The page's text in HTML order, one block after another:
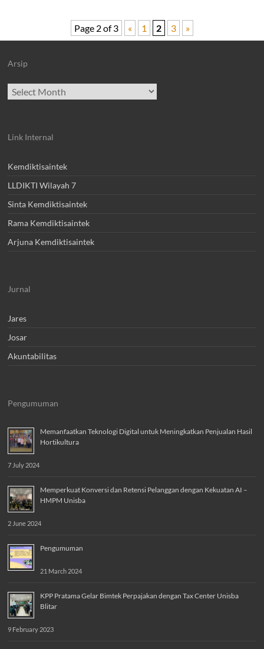
Page 2 of 3 « 1 2 3 »
Arsip
Archives
Link Internal
Kemdiktisaintek
LLDIKTI Wilayah 7
Sinta Kemdiktisaintek
Rama Kemdiktisaintek
Arjuna Kemdiktisaintek
Jurnal
Jares
Josar
Akuntabilitas
Pengumuman
Memanfaatkan Teknologi Digital untuk Meningkatkan Penjualan Hasil
Hortikultura
7 July 2024
Memperkuat Konversi dan Retensi Pelanggan dengan Kekuatan AI –
HMPM Unisba
2 June 2024
Pengumuman
21 March 2024
KPP Pratama Gelar Bimtek Perpajakan dengan Tax Center Unisba
Blitar
9 February 2023